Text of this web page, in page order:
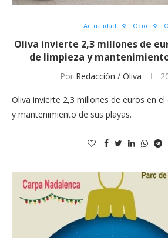
Actualidad Ocio
Oliva invierte 2,3 millones de
de limpieza y
Por Redacción / Oliva
Oliva invierte 2,3 millones de euros en
y mantenimiento de sus playas.